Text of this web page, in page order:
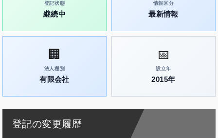
登記状態
継続中
情報区分
最新情報
🏢
法人種別
有限会社
📅
設立年
2015年
登記の変更履歴